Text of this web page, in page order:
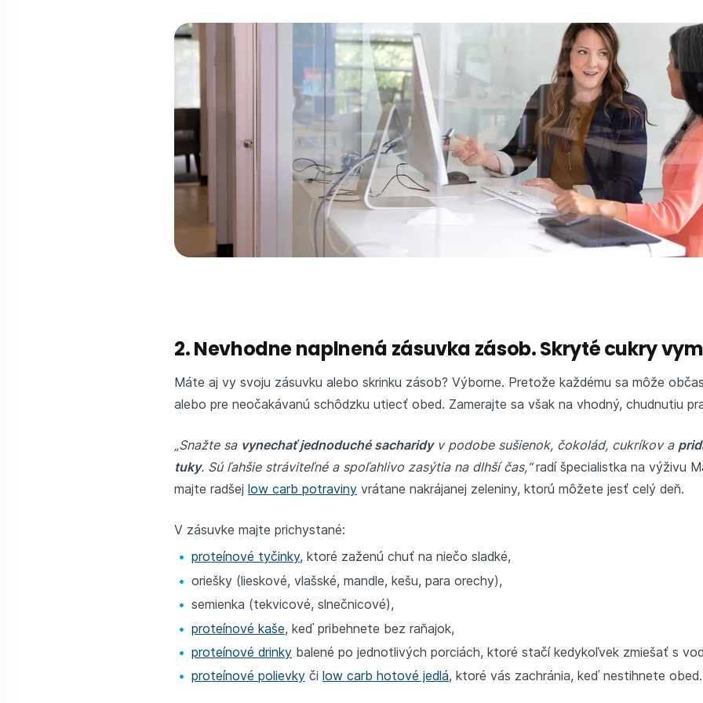
2. Nevhodne naplnená zásuvka zásob. Skryté cukry
Máte aj vy svoju zásuvku alebo skrinku zásob? Výborne. Pretože každému sa môže
alebo pre neočakávanú schôdzku utiecť obed. Zamerajte sa však na vhodný, chudnutiu
„Snažte sa vynechať jednoduché sacharidyv podobe sušienok, čokolád, cukríkov a
tuky. Sú ľahšie stráviteľné a spoľahlivo zasýtia na dlhší čas,“radí špecialistka na výživu
majte radšej low carb potraviny vrátane nakrájanej zeleniny, ktorú môžete jesť celý deň.
V zásuvke majte prichystané:
proteínové tyčinky, ktoré zaženú chuť na niečo sladké,
oriešky (lieskové, vlašské, mandle, kešu, para orechy),
semienka (tekvicové, slnečnicové),
proteínové kaše, keď pribehnete bez raňajok,
proteínové drinky balené po jednotlivých porciách, ktoré stačí kedykoľvek zmiešať s
proteínové polievky či low carb hotové jedlá, ktoré vás zachránia, keď nestihnete obed.